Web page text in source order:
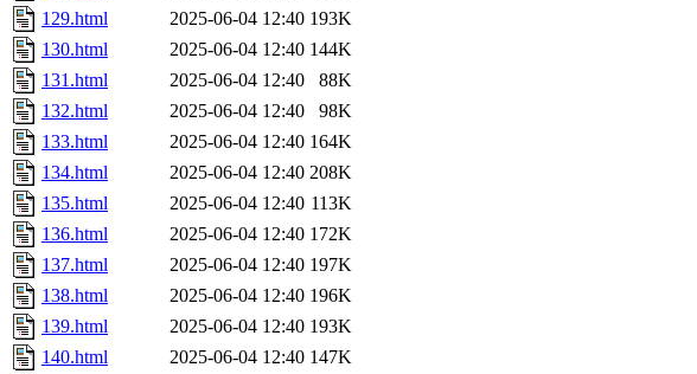
129.html
2025-06-04 12:40 193K
130.html
2025-06-04 12:40 144K
131.html
2025-06-04 12:40
88K
132.html
2025-06-04 12:40
98K
133.html
2025-06-04 12:40 164K
134.html
2025-06-04 12:40 208K
135.html
2025-06-04 12:40 113K
136.html
2025-06-04 12:40 172K
137.html
2025-06-04 12:40 197K
138.html
2025-06-04 12:40 196K
139.html
2025-06-04 12:40 193K
140.html
2025-06-04 12:40 147K